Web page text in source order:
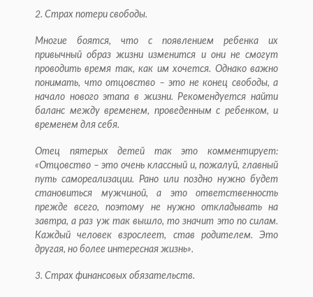
2. Страх потери свободы.
Многие боятся, что с появлением ребенка их
привычный образ жизни изменится и они не смогут
проводить время так, как им хочется. Однако важно
понимать, что отцовство – это не конец свободы, а
начало нового этапа в жизни. Рекомендуется найти
баланс между временем, проведенным с ребенком, и
временем для себя.
Отец пятерых детей так это комментирует:
«Отцовство – это очень классный и, пожалуй, главный
путь самореализации. Рано или поздно нужно будет
становиться мужчиной, а это ответственность
прежде всего, поэтому не нужно откладывать на
завтра, а раз уж так вышло, то значит это по силам.
Каждый человек взрослеет, став родителем. Это
другая, но более интересная жизнь».
3. Страх финансовых обязательств.